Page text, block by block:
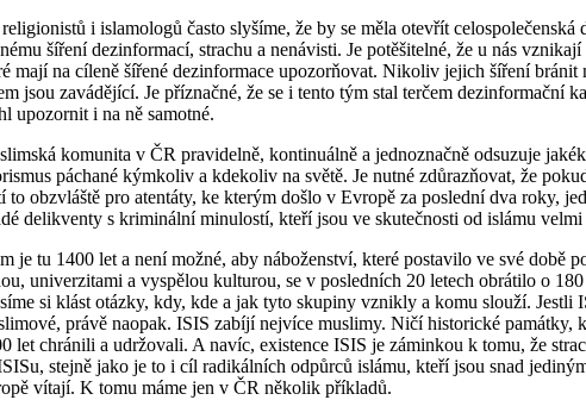
i islamologů často slyšíme, že by se měla otevřít celospolečenská
šíření dezinformací, strachu a nenávisti. Je potěšitelné, že u nás
mají na cíleně šířené dezinformace upozorňovat. Nikoliv jejich šíření bránit
jsou zavádějící. Je příznačné, že se i tento tým stal terčem dezinformační
upozornit i na ně samotné.
komunita v ČR pravidelně, kontinuálně a jednoznačně odsuzuje
páchané kýmkoliv a kdekoliv na světě. Je nutné zdůrazňovat, že
to obzvláště pro atentáty, ke kterým došlo v Evropě za poslední dva roky,
delikventy s kriminální minulostí, kteří jsou ve skutečnosti od islámu velmi
je tu 1400 let a není možné, aby náboženství, které postavilo ve své době
univerzitami a vyspělou kulturou, se v posledních 20 letech obrátilo o
si klást otázky, kdy, kde a jak tyto skupiny vznikly a komu slouží. Jestli
právě naopak. ISIS zabíjí nejvíce muslimy. Ničí historické památky,
let chránili a udržovali. A navíc, existence ISIS je záminkou k tomu, že
stejně jako je to i cíl radikálních odpůrců islámu, kteří jsou snad
vítají. K tomu máme jen v ČR několik příkladů.